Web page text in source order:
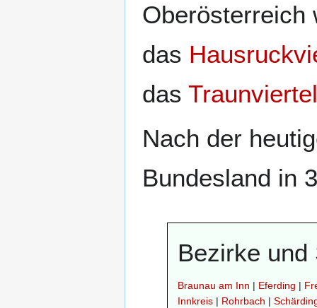
Oberösterreich
das
das Traunviertel
Nach der
Bundesland in
Bezirke
Braunau am Inn | Eferding |
Innkreis | Rohrbach |